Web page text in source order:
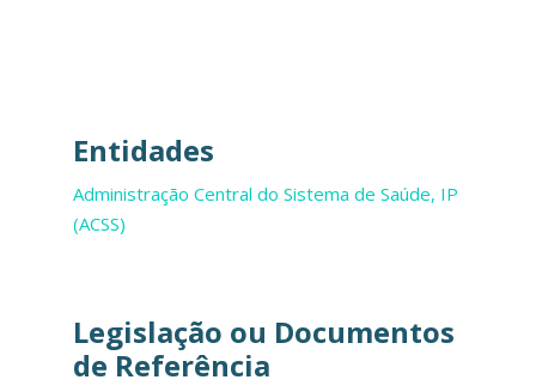
Entidades
Administração Central do Sistema de Saúde, IP
(ACSS)
Legislação ou Documentos
de Referência